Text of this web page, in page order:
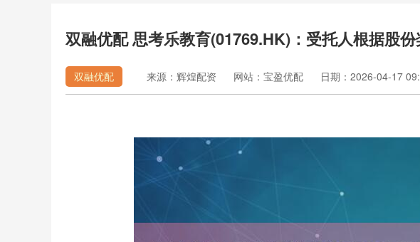
双融优配 思考乐教育(01769.HK)：受托人根据股
双融优配 来源：辉煌配资 网站：宝盈优配 日期：2026-04-17